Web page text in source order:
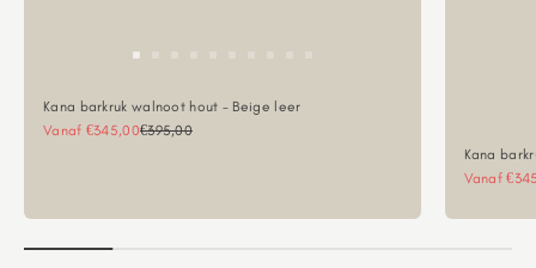
Kana barkruk walnoot hout - Beige leer
Aanbiedingsprijs
Vanaf €345,00Normale prijs
€395,00
Kana
Vanaf